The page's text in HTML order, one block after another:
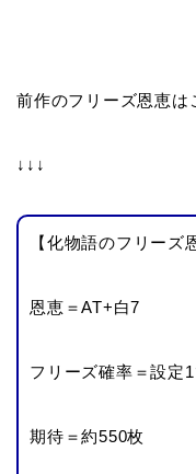
前作のフリーズ恩恵は
↓↓↓
【化物語のフリーズ
恩恵＝AT+白7
フリーズ確率＝設定
期待＝約550枚